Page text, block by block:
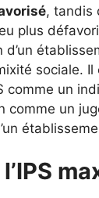
, tandis
plus
d’un
sociale.
comme un
comme un